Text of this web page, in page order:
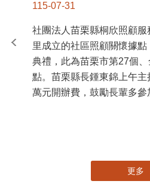
115-07-31
社團法人苗栗縣桐欣照顧
里成立的社區照顧關懷據
典禮，此為苗栗市第27個
點。苗栗縣長鍾東錦上午
萬元開辦費，鼓勵長輩多參
更多